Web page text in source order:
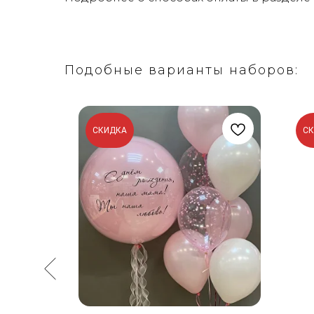
Подобные варианты наборов:
СКИДКА